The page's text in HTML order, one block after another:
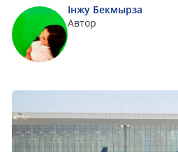
Інжу Бекмырза
Автор